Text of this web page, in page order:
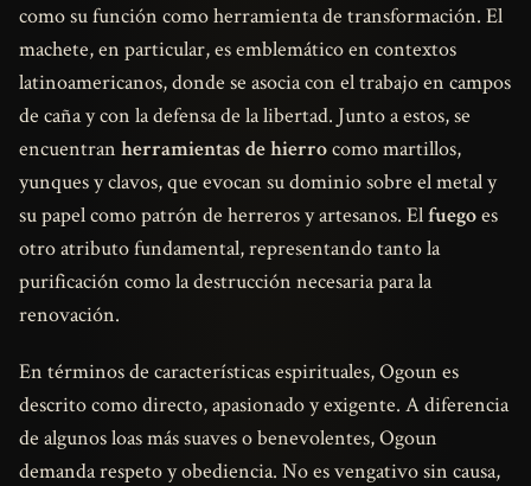
como su función como herramienta de transformación. El
machete, en particular, es emblemático en contextos
latinoamericanos, donde se asocia con el trabajo en campos
de caña y con la defensa de la libertad. Junto a estos, se
encuentran herramientas de hierrocomo martillos,
yunques y clavos, que evocan su dominio sobre el metal y
su papel como patrón de herreros y artesanos. Elfuegoes
otro atributo fundamental, representando tanto la
purificación como la destrucción necesaria para la
renovación.
En términos de características espirituales, Ogoun es
descrito como directo, apasionado y exigente. A diferencia
de algunos loas más suaves o benevolentes, Ogoun
demanda respeto y obediencia. No es vengativo sin causa,